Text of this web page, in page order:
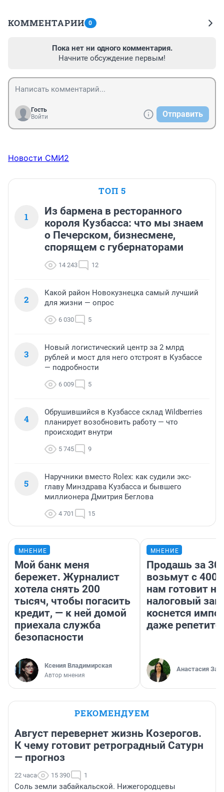
КОММЕНТАРИИ 0
Пока нет ни одного комментария.
Начните обсуждение первым!
Гость
Войти
Отправить
Новости СМИ2
ТОП 5
1
Из бармена в ресторанного
короля Кузбасса: что мы знаем
о Печерском, бизнесмене,
спорящем с губернаторами
14 243 12
2
Какой район Новокузнецка самый лучший
для жизни — опрос
6 030 5
3
Новый логистический центр за 2 млрд
рублей и мост для него отстроят в Кузбассе
— подробности
6 009 5
4
Обрушившийся в Кузбассе склад Wildberries
планирует возобновить работу — что
происходит внутри
5 745 9
5
Наручники вместо Rolex: как судили экс-
главу Минздрава Кузбасса и бывшего
миллионера Дмитрия Беглова
4 701 15
МНЕНИЕ
Мой банк меня
бережет. Журналист
хотела снять 200
тысяч, чтобы погасить
кредит, — к ней домой
приехала служба
безопасности
Ксения Владимирская
Автор мнения
МНЕНИЕ
Продашь за
возьмут с
нам готовит
налоговый
коснется
даже
Анастасия
РЕКОМЕНДУЕМ
Август перевернет жизнь Козерогов.
К чему готовит ретроградный Сатурн
— прогноз
22 часа 15 390 1
Соль земли забайкальской. Нижегородцевы